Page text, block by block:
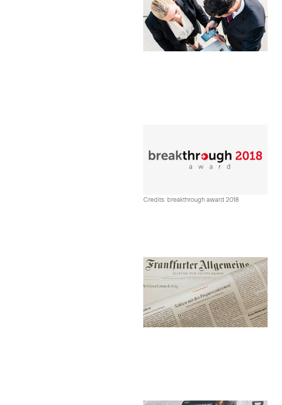
Credits: breakthrough award 2018